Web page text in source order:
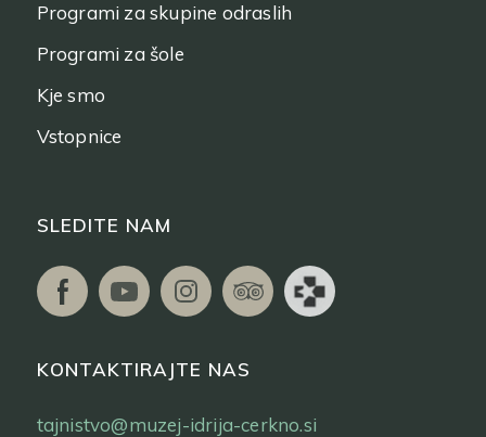
Programi za skupine odraslih
Programi za šole
Kje smo
Vstopnice
SLEDITE NAM
KONTAKTIRAJTE NAS
tajnistvo@muzej-idrija-cerkno.si